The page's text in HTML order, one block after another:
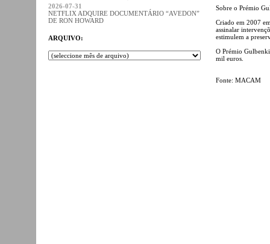
2026-07-31
NETFLIX ADQUIRE DOCUMENTÁRIO “AVEDON”
DE RON HOWARD
ARQUIVO:
Sobre o Prémio
Criado em 2007
assinalar
estimulem a
O Prémio
mil euros.
Fonte: MACAM